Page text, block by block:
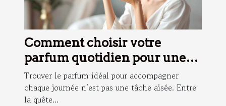
Comment choisir votre
parfum quotidien pour une
fraîcheur durable ?
Trouver le parfum idéal pour accompagner
chaque journée n’est pas une tâche aisée. Entre
la quête...